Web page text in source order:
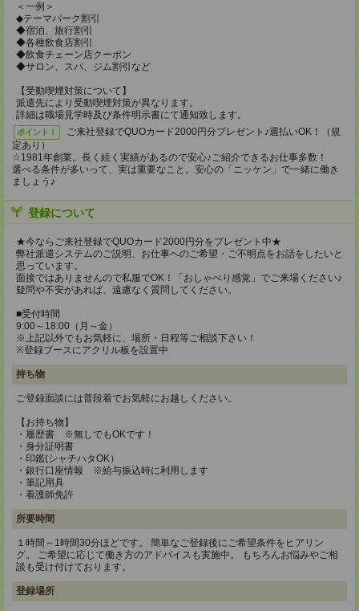
＜一例＞
◆テーマパーク割引
◆宿泊、旅行割引
◆各種飲食店割引
◆飲食チェーン店クーポン
◆サロン、スパ、ジム割引など
【受動喫煙対策について】
派遣先により受動喫煙対策が異なります。
詳細は職場見学時及び条件明示書にて通知致します。
ポイント！
ご来社登録でQUOカード2000円分プレゼント♪週払いOK！（規
定あり）
☆1981年創業。長く続く実績があるので安心♪ご紹介できるお仕事多数！
選べる条件が多いって、実は重要なこと。安心の「ニッケン」で一緒に働き
ましょう♪
登録について
★今ならご来社登録でQUOカード2000円分をプレゼント中★
弊社派遣システムのご説明、お仕事へのご希望・ご不明点をお話をしたいと
思っています。
面接ではありませんので私服でOK！「おしゃべり感覚」でご来場ください♪
疑問や不安があれば、遠慮なく質問してください。
■受付時間
9:00～18:00（月～金）
※上記以外でもお気軽に、場所・日程等ご相談下さい！
※登録ブースにアクリル板を設置中
持ち物
ご登録面談には普段着でお気軽にお越しください。
【お持ち物】
・履歴書 ※無しでもOKです！
・身分証明書
・印鑑(シャチハタOK）
・銀行口座情報 ※給与振込時に利用します
・筆記用具
・看護師免許
所要時間
１時間～1時間30分ほどです。 簡単なご登録後にご希望条件をヒアリン
グ。 ご希望に応じて働き方のアドバイスも実施中。 もちろんお悩みやご相
談も受け付けております。
登録場所